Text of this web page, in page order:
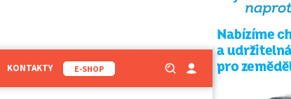
KONTAKTY E-SHOP